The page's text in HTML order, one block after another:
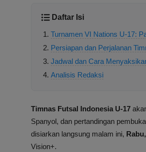
Daftar Isi
Turnamen VI Nations U-17:
Persiapan dan Perjalanan
Jadwal dan Cara
Analisis Redaksi
Timnas Futsal Indonesia U-17
Spanyol, dan pertandingan
disiarkan langsung malam ini,
Vision+.